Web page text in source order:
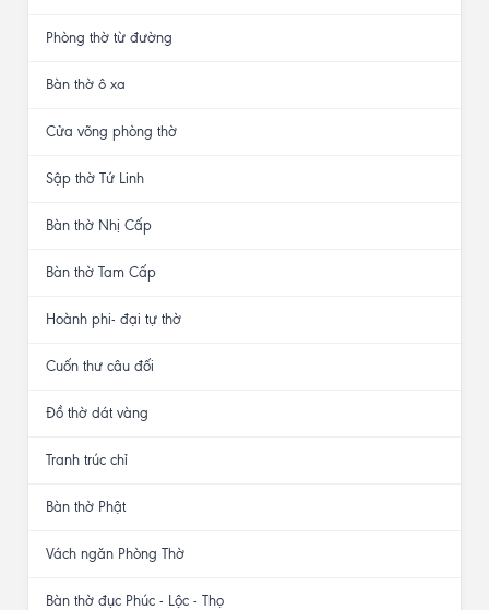
Phòng thờ từ đường
Bàn thờ ô xa
Cửa võng phòng thờ
Sập thờ Tứ Linh
Bàn thờ Nhị Cấp
Bàn thờ Tam Cấp
Hoành phi- đại tự thờ
Cuốn thư câu đối
Đồ thờ dát vàng
Tranh trúc chỉ
Bàn thờ Phật
Vách ngăn Phòng Thờ
Bàn thờ đục Phúc - Lộc - Thọ